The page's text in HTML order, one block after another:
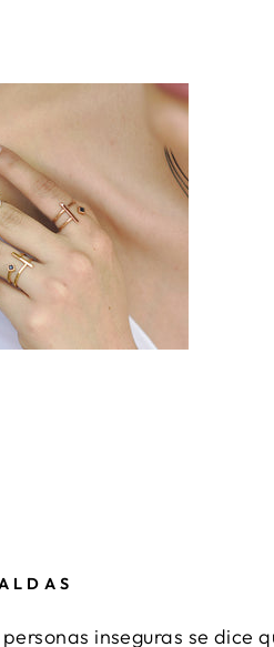
personas inseguras se dice